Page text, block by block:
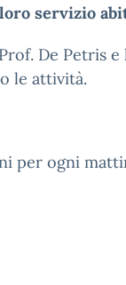
servizio
De Petris e
le attività.
per ogni